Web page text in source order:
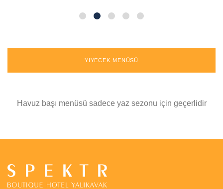
YIYECEK MENÜSÜ
Havuz başı menüsü sadece yaz sezonu için geçerlidir